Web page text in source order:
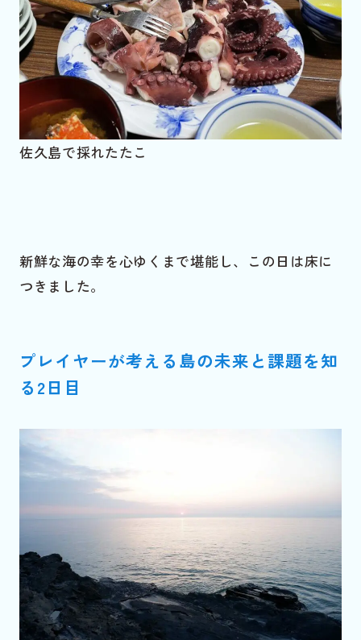
佐久島で採れたたこ
新鮮な海の幸を心ゆくまで堪能し、この日は床に
つきました。
プレイヤーが考える島の未来と課題を知
る2日目